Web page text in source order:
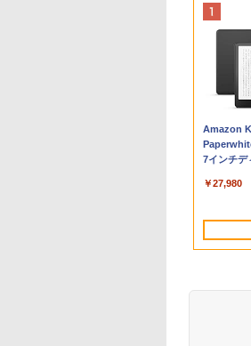
Apple
MacBook
Proチップ
AIとApple
Retinaデ
512GB
￥162,598
Robloxギ
- 800
バーチャ
ンゲーム
インコー
￥1,300
生成AIパス
式テキス
Amazon
7インチデ
ト、12週
ブラック
￥27,980